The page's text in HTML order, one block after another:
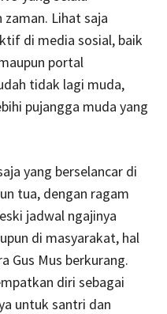
Lihat saja
di media sosial, baik
portal
tidak lagi muda,
pujangga muda yang
yang berselancar di
tua, dengan ragam
jadwal ngajinya
di masyarakat, hal
Gus Mus berkurang.
diri sebagai
untuk santri dan